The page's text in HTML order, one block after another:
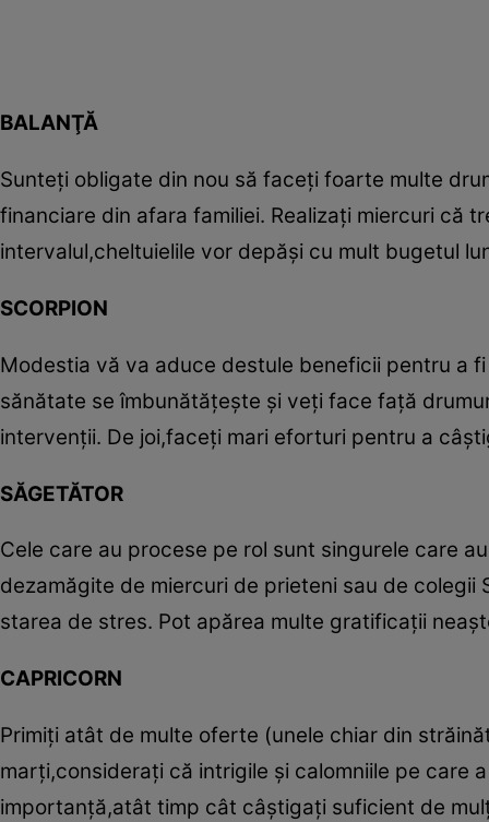
BALANŢĂ
Sunteţi obligate din nou să faceţi foarte multe
financiare din afara familiei. Realizaţi miercuri că
intervalul,cheltuielile vor depăşi cu mult bugetul
SCORPION
Modestia vă va aduce destule beneficii pentru a
sănătate se îmbunătăţeşte şi veţi face faţă
intervenţii. De joi,faceţi mari eforturi pentru a
SĂGETĂTOR
Cele care au procese pe rol sunt singurele care
dezamăgite de miercuri de prieteni sau de
starea de stres. Pot apărea multe gratificaţii
CAPRICORN
Primiţi atât de multe oferte (unele chiar din
marţi,consideraţi că intrigile şi calomniile pe care
importanţă,atât timp cât câştigaţi suficient de